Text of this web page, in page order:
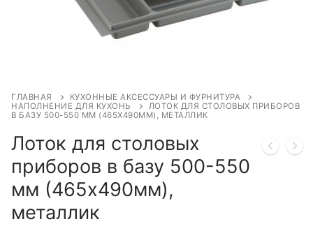
ГЛАВНАЯ
КУХОННЫЕ АКСЕССУАРЫ И ФУРНИТУРА
НАПОЛНЕНИЕ ДЛЯ КУХОНЬ
ЛОТОК ДЛЯ СТОЛОВЫХ ПРИБОРОВ
В БАЗУ 500-550 ММ (465Х490ММ), МЕТАЛЛИК
Лоток для столовых
приборов в базу 500-550
мм (465х490мм),
металлик